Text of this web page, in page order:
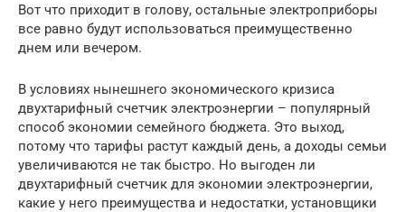
Вот что приходит в голову, остальные электроприборы
все равно будут использоваться преимущественно
днем или вечером.
В условиях нынешнего экономического кризиса
двухтарифный счетчик электроэнергии – популярный
способ экономии семейного бюджета. Это выход,
потому что тарифы растут каждый день, а доходы семьи
увеличиваются не так быстро. Но выгоден ли
двухтарифный счетчик для экономии электроэнергии,
какие у него преимущества и недостатки, установщики